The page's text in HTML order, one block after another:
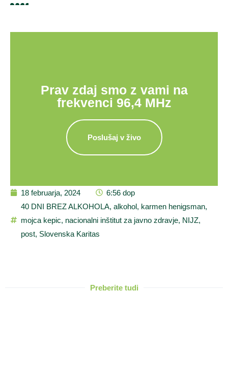
Prav zdaj smo z vami na
frekvenci 96,4 MHz
Poslušaj v živo
18 februarja, 2024
6:56 dop
40 DNI BREZ ALKOHOLA, alkohol, karmen henigsman,
mojca kepic, nacionalni inštitut za javno zdravje, NIJZ,
post, Slovenska Karitas
Preberite tudi